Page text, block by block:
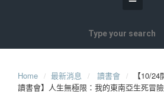
Home 最新消息 讀書會
【10/
讀書會】人生無極限：我的東南亞生死冒險